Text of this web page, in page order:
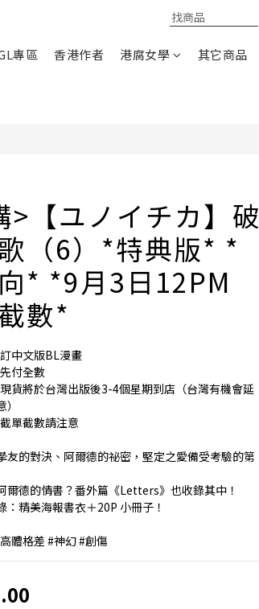
專區 香港作者 港腐女學
其它商品
>【ユノイチカ】破
（6）*特典版* *
* *9月3日12PM
數*
訂中文版BL漫畫
付全數
現貨將於台灣出版後3-4個星期到店（台灣有機會延
單截數請注意
的對決、阿爾德的祕密，堅定之愛備受考驗的第
德的情書？番外篇《Letters》也收錄其中！
精美海報書衣＋20P 小冊子！
體格差 #神幻 #創傷